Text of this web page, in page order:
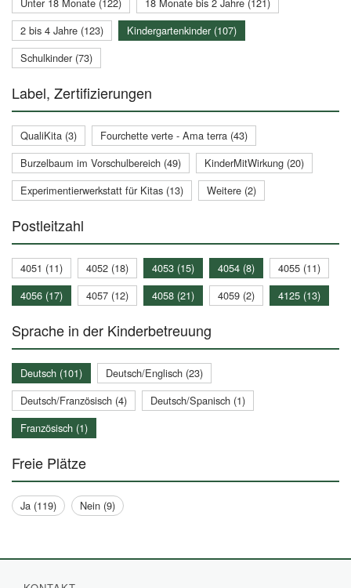
2 bis 4 Jahre (123)
Kindergartenkinder (107)
Schulkinder (73)
Label, Zertifizierungen
QualiKita (3)
Fourchette verte - Ama terra (43)
Burzelbaum im Vorschulbereich (49)
KinderMitWirkung (20)
Experimentierwerkstatt für Kitas (13)
Weitere (2)
Postleitzahl
4051 (11) 4052 (18) 4053 (15) 4054 (8)
4055 (11)
4056 (17)
4057 (12) 4058 (21) 4059 (2) 4125 (13)
Sprache in der Kinderbetreuung
Deutsch (101)
Deutsch/Englisch (23)
Deutsch/Französisch (4)
Deutsch/Spanisch (1)
Französisch (1)
Freie Plätze
Ja (119) Nein (9)